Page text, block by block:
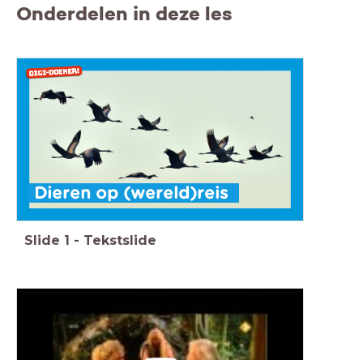
Onderdelen in deze les
Dieren op (wereld)reis
Slide 1 - Tekstslide